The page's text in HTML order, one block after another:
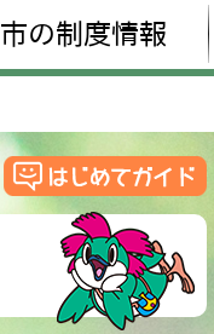
市の制度情報